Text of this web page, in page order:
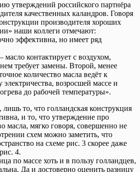
утверждений российского партнёра
качественных каландров. Говоря
производителя хороших
наши коллеги отмечают:
эффективна, но имеет ряд
контактирует с воздухом,
требует замены. Второй, менее
количество масла ведёт к
возросшей массе и
до рабочей температуры».
то, что голландская конструкция
и то, что утверждение про
масла, мягко говоря, совершенно не
схем можно заметить, что
на схеме рис. 3 скорее даже
4.
по массе хоть и в пользу голландцев,
Да и достоверно оценить разницу